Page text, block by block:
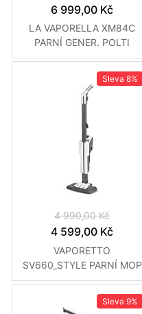
6 999,00 Kč
LA VAPORELLA XM84C
PARNÍ GENER. POLTI
Sleva 8%
4 990,00 Kč
4 599,00 Kč
VAPORETTO
SV660_STYLE PARNÍ MOP
POLTI
Sleva 9%